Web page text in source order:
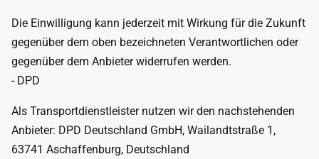
Die Einwilligung kann jederzeit mit Wirkung für die Zukunft
gegenüber dem oben bezeichneten Verantwortlichen oder
gegenüber dem Anbieter widerrufen werden.
- DPD
Als Transportdienstleister nutzen wir den nachstehenden
Anbieter: DPD Deutschland GmbH, Wailandtstraße 1,
63741 Aschaffenburg, Deutschland